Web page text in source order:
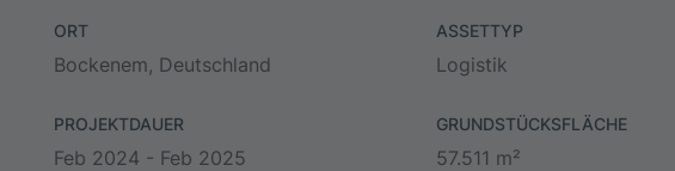
ORT
Bockenem, Deutschland
ASSETTYP
Logistik
PROJEKTDAUER
Feb 2024 - Feb 2025
GRUNDSTÜCKSFLÄCHE
57.511 m²